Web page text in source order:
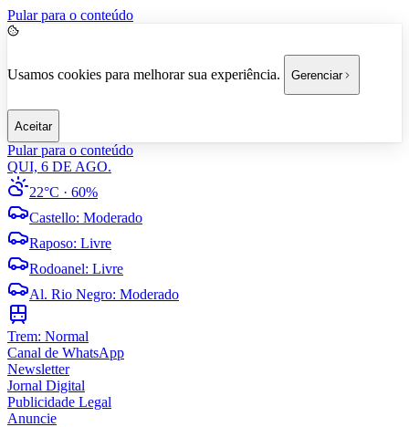
Pular para o conteúdo
Usamos cookies para melhorar sua experiência. Gerenciar
Aceitar
Pular para o conteúdo
QUI, 6 DE AGO.
22°C · 60%
Castello: Moderado
Raposo: Livre
Rodoanel: Livre
Al. Rio Negro: Moderado
Trem: Normal
Canal de WhatsApp
Newsletter
Jornal Digital
Publicidade Legal
Anuncie